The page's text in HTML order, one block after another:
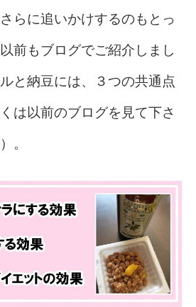
らに追いかけするのもとっ
前もブログでご紹介しまし
と納豆には、３つの共通点
は以前のブログを見て下さ
）。